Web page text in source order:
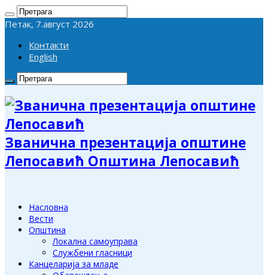
Петак, 7.август 2026
Контакти
English
Званична презентација општине
Лепосавић Општина Лепосавић
Насловна
Вести
Општина
Локална самоуправа
Службени гласници
Канцеларија за младе